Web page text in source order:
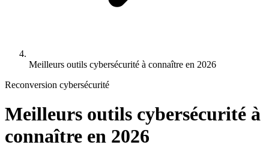
Meilleurs outils cybersécurité à connaître en 2026
Reconversion cybersécurité
Meilleurs outils cybersécurité à
connaître en 2026